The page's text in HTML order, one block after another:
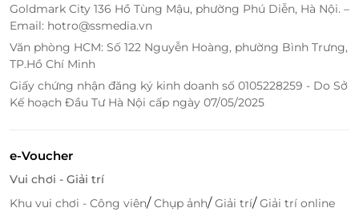
Goldmark City 136 Hồ Tùng Mậu, phường Phú Diễn, Hà Nội. –
Email: hotro@ssmedia.vn
Văn phòng HCM: Số 122 Nguyễn Hoàng, phường Bình Trưng,
TP.Hồ Chí Minh
Giấy chứng nhận đăng ký kinh doanh số 0105228259 - Do Sở
Kế hoạch Đầu Tư Hà Nội cấp ngày 07/05/2025
e-Voucher
Vui chơi - Giải trí
Khu vui chơi - Công viên/Chụp ảnh/Giải trí/Giải trí online